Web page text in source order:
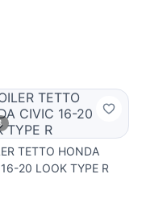
TETTO HONDA
20 LOOK TYPE R